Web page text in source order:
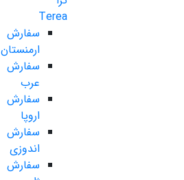
Terea
سفارش
ارمنستان
سفارش
عرب
سفارش
اروپا
سفارش
اندوزی
سفارش